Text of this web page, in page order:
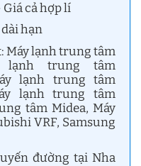
cả hợp lí
hạn
Máy lạnh trung tâm
lạnh trung tâm
lạnh trung tâm
lạnh trung tâm
tâm Midea, Máy
VRF, Samsung
đường tại Nha